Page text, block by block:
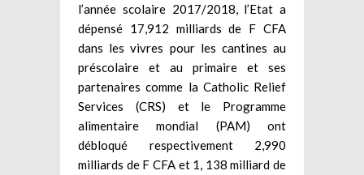
l’année scolaire 2017/2018, l’Etat a
dépensé 17,912 milliards de F CFA
dans les vivres pour les cantines au
préscolaire et au primaire et ses
partenaires comme la Catholic Relief
Services (CRS) et le Programme
alimentaire mondial (PAM) ont
débloqué respectivement 2,990
milliards de F CFA et 1, 138 milliard de